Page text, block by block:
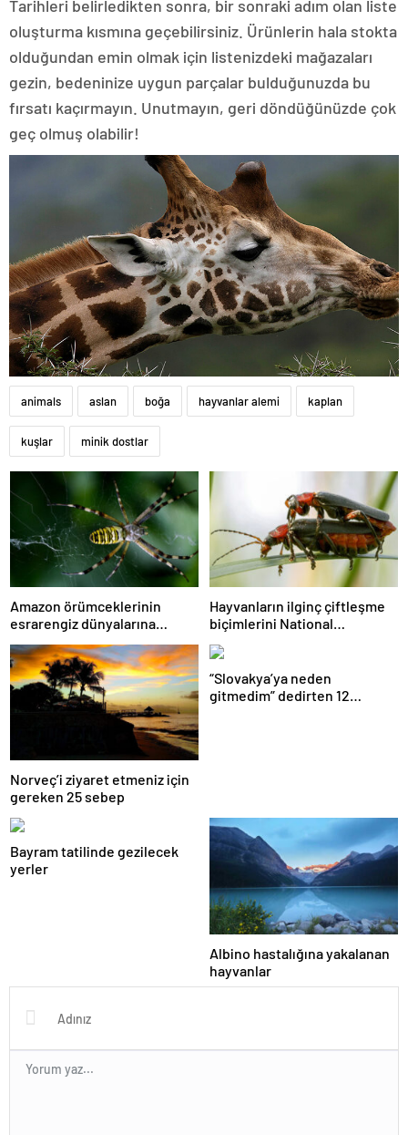
Tarihleri belirledikten sonra, bir sonraki adım olan liste
oluşturma kısmına geçebilirsiniz. Ürünlerin hala stokta
olduğundan emin olmak için listenizdeki mağazaları
gezin, bedeninize uygun parçalar bulduğunuzda bu
fırsatı kaçırmayın. Unutmayın, geri döndüğünüzde çok
geç olmuş olabilir!
animals aslan boğa hayvanlar alemi kaplan
kuşlar minik dostlar
Amazon örümceklerinin
esrarengiz dünyalarına
gitmeye hazır olun.
Hayvanların ilginç çiftleşme
biçimlerini National
Geographic görüntüledi.
Norveç’i ziyaret etmeniz için
gereken 25 sebep
“Slovakya’ya neden
gitmedim” dedirten 12
Bayram tatilinde gezilecek
yerler
Albino hastalığına yakalanan
hayvanlar